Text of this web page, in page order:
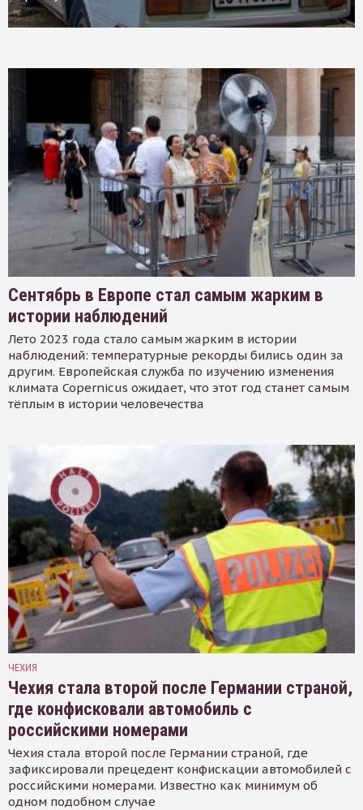
Сентябрь в Европе стал самым жарким в
истории наблюдений
Лето 2023 года стало самым жарким в истории
наблюдений: температурные рекорды бились один за
другим. Европейская служба по изучению изменения
климата Copernicus ожидает, что этот год станет самым
тёплым в истории человечества
ЧЕХИЯ
Чехия стала второй после Германии страной,
где конфисковали автомобиль с
российскими номерами
Чехия стала второй после Германии страной, где
зафиксировали прецедент конфискации автомобилей с
российскими номерами. Известно как минимум об
одном подобном случае